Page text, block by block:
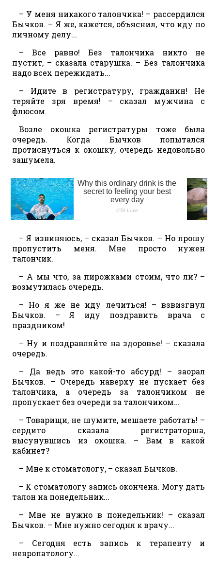
– У меня никакого талончика! – рассердился
Бычков. – Я же, кажется, объяснил, что иду по
личному делу...
– Все равно! Без талончика никто не
пустит, – сказала старушка. – Без талончика
надо всех пережидать...
– Идите в регистратуру, гражданин! Не
теряйте зря время! – сказал мужчина с
флюсом.
Возле окошка регистратуры тоже была
очередь. Когда Бычков попытался
протиснуться к окошку, очередь недовольно
зашумела.
– Я извиняюсь, – сказал Бычков. – Но прошу
пропустить меня. Мне просто нужен
талончик.
– А мы что, за пирожками стоим, что ли? –
возмутилась очередь.
– Но я же не иду лечиться! – взвизгнул
Бычков. – Я иду поздравить врача с
праздником!
– Ну и поздравляйте на здоровье! – сказала
очередь.
– Да ведь это какой-то абсурд! – заорал
Бычков. – Очередь наверху не пускает без
талончика, а очередь за талончиком не
пропускает без очереди за талончиком...
– Товарищи, не шумите, мешаете работать! –
сердито сказала регистраторша,
высунувшись из окошка. – Вам в какой
кабинет?
– Мне к стоматологу, – сказал Бычков.
– К стоматологу запись окончена. Могу дать
талон на понедельник...
– Мне не нужно в понедельник! – сказал
Бычков. – Мне нужно сегодня к врачу...
– Сегодня есть запись к терапевту и
невропатологу...